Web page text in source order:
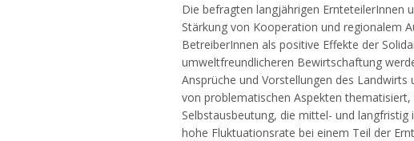
Die befragten langjährigen ErnteteilerInnen
Stärkung von Kooperation und regionalem
BetreiberInnen als positive Effekte der
umweltfreundlicheren Bewirtschaftung
Ansprüche und Vorstellungen des Landwirts
von problematischen Aspekten
Selbstausbeutung, die mittel- und langfristig
hohe Fluktuationsrate bei einem Teil der